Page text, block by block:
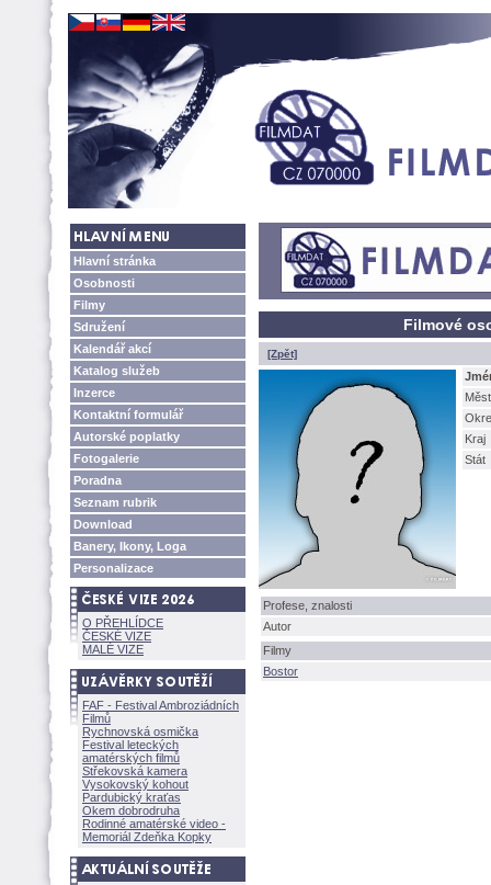
Hlavní stránka
Osobnosti
Filmy
Sdružení
Kalendář akcí
Katalog služeb
Inzerce
Kontaktní formulář
Autorské poplatky
Fotogalerie
Poradna
Seznam rubrik
Download
Banery, Ikony, Loga
Personalizace
O PŘEHLÍDCE
ČESKÉ VIZE
MALÉ VIZE
FAF - Festival Ambroziádních
Filmů
Rychnovská osmička
Festival leteckých
amatérských filmů
Střekovská kamera
Vysokovský kohout
Pardubický kraťas
Okem dobrodruha
Rodinné amatérské video -
Memoriál Zdeňka Kopky
Filmové
[Zpět]
Kraj
Stát
Profese, znalosti
Autor
Filmy
Bostor